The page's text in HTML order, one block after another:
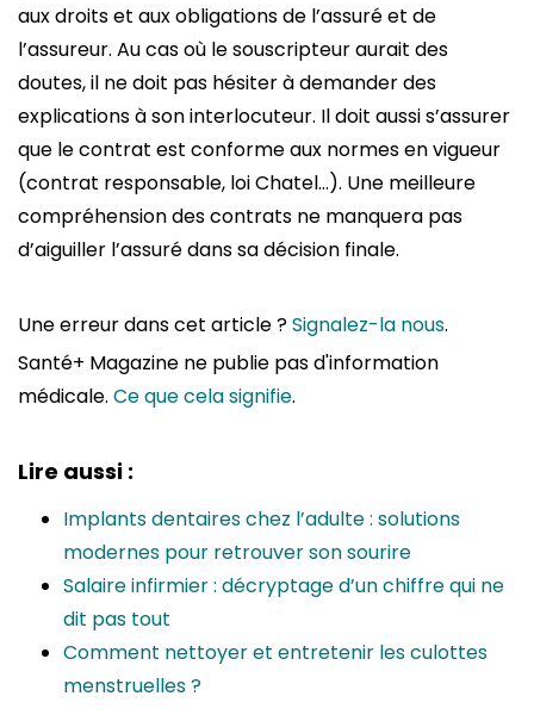
aux droits et aux obligations de l’assuré et de
l’assureur. Au cas où le souscripteur aurait des
doutes, il ne doit pas hésiter à demander des
explications à son interlocuteur. Il doit aussi s’assurer
que le contrat est conforme aux normes en vigueur
(contrat responsable, loi Chatel…). Une meilleure
compréhension des contrats ne manquera pas
d’aiguiller l’assuré dans sa décision finale.
Une erreur dans cet article ?Signalez-la nous.
Santé+ Magazine ne publie pas d'information
médicale. Ce que cela signifie.
Lire aussi :
Implants dentaires chez l’adulte : solutions
modernes pour retrouver son sourire
Salaire infirmier : décryptage d’un chiffre qui ne
dit pas tout
Comment nettoyer et entretenir les culottes
menstruelles ?